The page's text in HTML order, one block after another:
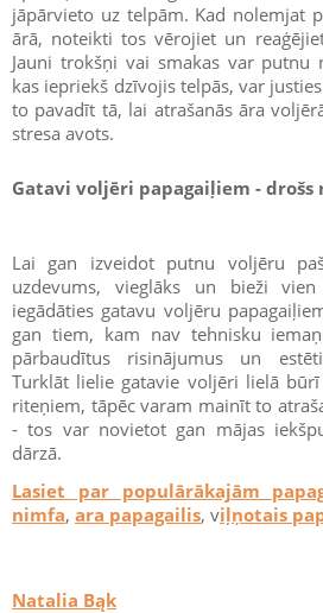
jāpārvieto uz telpām. Kad nolemjat
ārā, noteikti tos vērojiet un
Jauni trokšņi vai smakas var putnu
kas iepriekš dzīvojis telpās, var
to pavadīt tā, lai atrašanās āra
stresa avots.
Gatavi voljēri papagaiļiem - drošs
Lai gan izveidot putnu voljēru
uzdevums, vieglāks un bieži
iegādāties gatavu voljēru
gan tiem, kam nav tehnisku
pārbaudītus risinājumus un
Turklāt lielie gatavie voljēri lielā
riteņiem, tāpēc varam mainīt to
- tos var novietot gan mājas
dārzā.
Lasiet par populārākajām
nimfa, ara papagailis, viļņotais
Natalia Bąk